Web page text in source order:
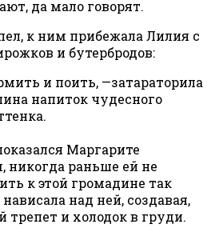
да мало говорят.
к ним прибежала Лилия с
и бутербродов:
и поить, —затараторила
напиток чудесного
Маргарите
раньше ей не
к этой громадине так
над ней, создавая,
трепет и холодок в груди.